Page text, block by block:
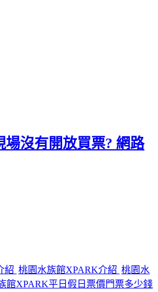
場沒有開放買票? 網路
紹 桃園水族館XPARK介紹 桃園水
館XPARK平日假日票價門票多少錢